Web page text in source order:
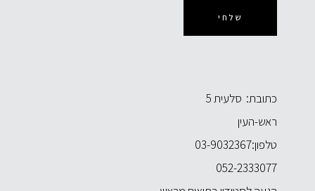
שלחי
כתובת: סלעית 5
ראש-העין
טלפון:03-9032367
052-2333077